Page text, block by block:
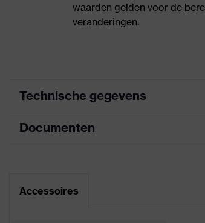
waarden gelden voor de
veranderingen.
Technische gegevens
Marketingkleur
Documenten
Accessoires